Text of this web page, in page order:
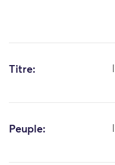
Titre:
Peuple: